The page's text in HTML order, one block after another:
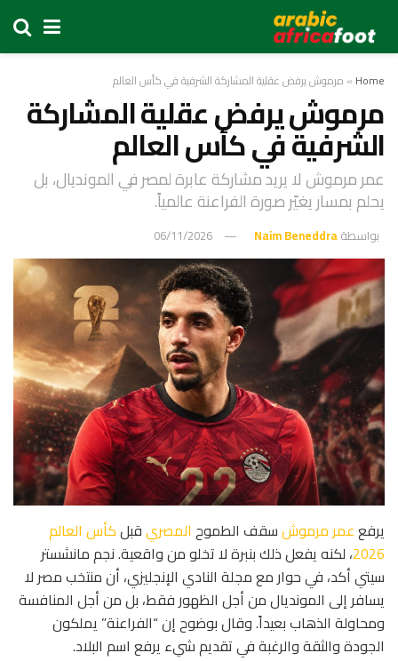
Home
» مرموش يرفض عقلية المشاركة الشرفية في كأس العالم
مرموش يرفض عقلية المشاركة
الشرفية في كأس العالم
عمر مرموش لا يريد مشاركة عابرة لمصر في المونديال، بل
يحلم بمسار يغيّر صورة الفراعنة عالمياً.
بواسطةNaim Beneddra
06/11/2026
يرفععمر مرموشسقف الطموح المصريقبلكأس العالم
2026، لكنه يفعل ذلك بنبرة لا تخلو من واقعية. نجم مانشستر
سيتي أكد، في حوار مع مجلة النادي الإنجليزي، أن منتخب مصر لا
يسافر إلى المونديال من أجل الظهور فقط، بل من أجل المنافسة
ومحاولة الذهاب بعيداً. وقال بوضوح إن “الفراعنة” يملكون
الجودة والثقة والرغبة في تقديم شيء يرفع اسم البلاد.